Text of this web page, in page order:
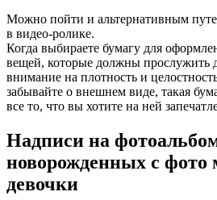
Можно пойти и альтернативным
в видео-ролике.
Когда выбираете бумагу для
вещей, которые должны прослужить
внимание на плотность и
забывайте о внешнем виде, такая
все то, что вы хотите на ней
Надписи на
новорожденных с фото
девочки